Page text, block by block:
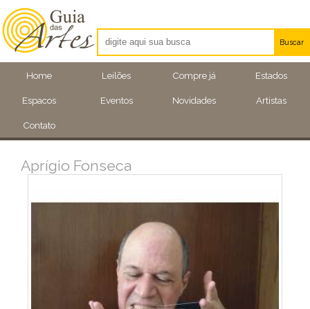
Home Leilões Compre já Estados
Espacos Eventos Novidades Artistas
Contato
Buscar
Artistas
Eventos
Aprígio Fonseca